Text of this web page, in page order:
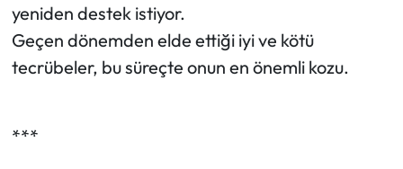
yeniden destek istiyor.
Geçen dönemden elde ettiği iyi ve kötü
tecrübeler, bu süreçte onun en önemli kozu.
***